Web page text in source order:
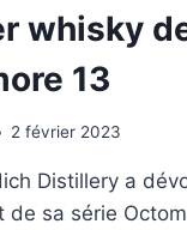
whisky
13
2 février 2023
Distillery a
de sa série